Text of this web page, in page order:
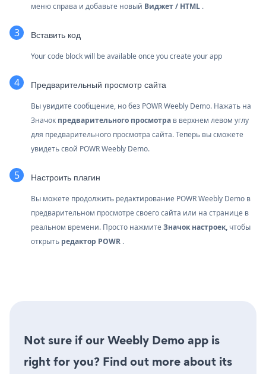
меню справа и добавьте новый Виджет / HTML .
Вставить код
Your code block will be available once you create your app
Предварительный просмотр сайта
Вы увидите сообщение, но без POWR Weebly Demo. Нажать на
Значок предварительного просмотра в верхнем левом углу
для предварительного просмотра сайта. Теперь вы сможете
увидеть свой POWR Weebly Demo.
Настроить плагин
Вы можете продолжить редактирование POWR Weebly Demo в
предварительном просмотре своего сайта или на странице в
реальном времени. Просто нажмитеЗначок настроек, чтобы
открыть редактор POWR .
Not sure if our Weebly Demo app is
right for you? Find out more about its